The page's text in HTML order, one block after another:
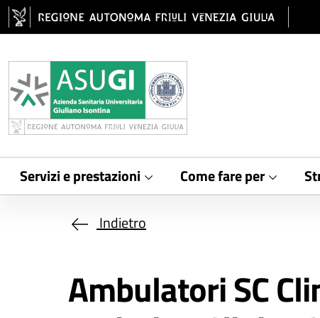
Salta al contenuto principale
Servizi e prestazioni Come fare per
Indietro
Ambulatori SC